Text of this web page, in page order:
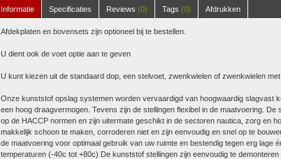
Informatie
Specificaties Reviews (0) Tags (0) Afdrukken
Afdekplaten en bovensets zijn optioneel bij te bestellen.
U dient ook de voet optie aan te geven
U kunt kiezen uit de standaard dop, een stelvoet, zwenkwielen of zwenkwielen met
Onze kunststof opslag systemen worden vervaardigd van hoogwaardig slagvast
een hoog draagvermogen. Tevens zijn de stellingen flexibel in de maatvoering. De
op de HACCP normen en zijn uitermate geschikt in de sectoren nautica, zorg en
makkelijk schoon te maken, corroderen niet en zijn eenvoudig en snel op te
de maatvoering voor optimaal gebruik van uw ruimte en bestendig tegen erg lage
temperaturen (-40c tot +80c) De kunststof stellingen zijn eenvoudig te demonteren